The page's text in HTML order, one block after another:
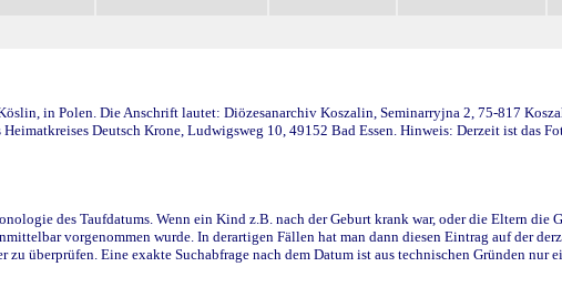
in Polen. Die Anschrift lautet: Diözesanarchiv Koszalin, Seminarryjna 2, 75-817
Deutsch Krone, Ludwigsweg 10, 49152 Bad Essen. Hinweis: Derzeit ist das
des Taufdatums. Wenn ein Kind z.B. nach der Geburt krank war, oder die Eltern die
vorgenommen wurde. In derartigen Fällen hat man dann diesen Eintrag auf der
überprüfen. Eine exakte Suchabfrage nach dem Datum ist aus technischen Gründen nur